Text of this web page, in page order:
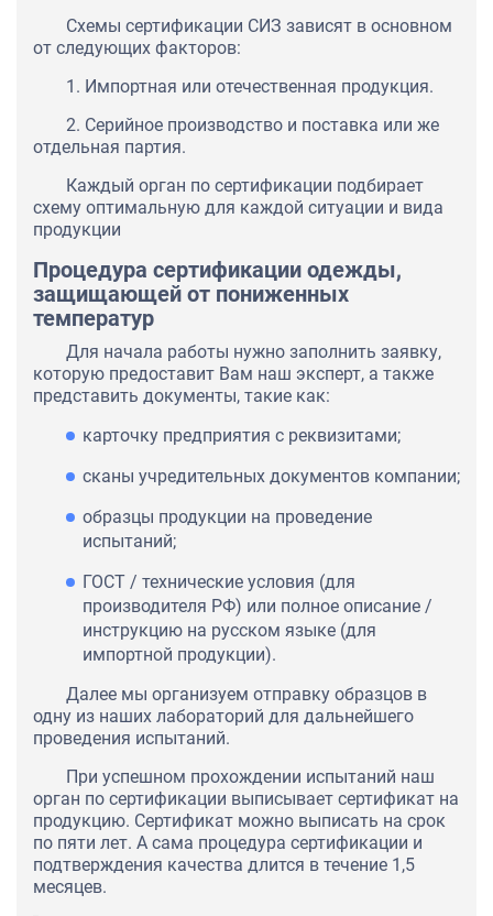
Схемы сертификации СИЗ зависят в основном
от следующих факторов:
1. Импортная или отечественная продукция.
2. Серийное производство и поставка или же
отдельная партия.
Каждый орган по сертификации подбирает
схему оптимальную для каждой ситуации и вида
продукции
Процедура сертификации одежды,
защищающей от пониженных
температур
Для начала работы нужно заполнить заявку,
которую предоставит Вам наш эксперт, а также
представить документы, такие как:
карточку предприятия с реквизитами;
сканы учредительных документов компании;
образцы продукции на проведение
испытаний;
ГОСТ / технические условия (для
производителя РФ) или полное описание /
инструкцию на русском языке (для
импортной продукции).
Далее мы организуем отправку образцов в
одну из наших лабораторий для дальнейшего
проведения испытаний.
При успешном прохождении испытаний наш
орган по сертификации выписывает сертификат на
продукцию. Сертификат можно выписать на срок
по пяти лет. А сама процедура сертификации и
подтверждения качества длится в течение 1,5
месяцев.